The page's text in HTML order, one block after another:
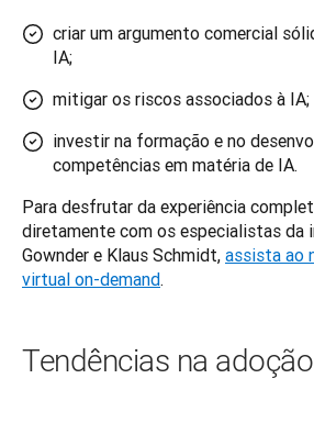
criar um argumento comercial
IA;
mitigar os riscos associados à IA;
investir na formação e no
competências em matéria de IA.
Para desfrutar da experiência
diretamente com os especialistas da
Gownder e Klaus Schmidt, assista ao
virtual on-demand.
Tendências na